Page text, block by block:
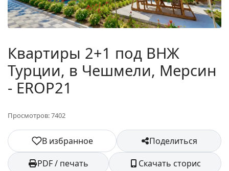
Квартиры 2+1 под ВНЖ
Турции, в Чешмели, Мерсин
- EROP21
Просмотров: 7402
В избранное
Поделиться
PDF / печать
Скачать сторис